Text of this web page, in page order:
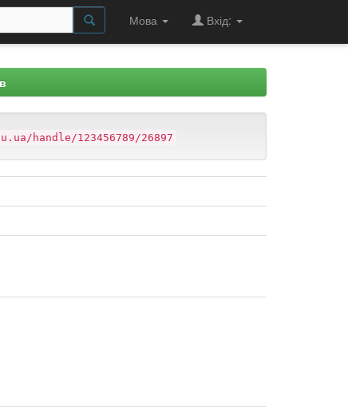
Мова Вхід:
handle/123456789/26897